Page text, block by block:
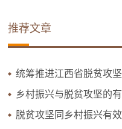
推荐文章
统筹推进江西省脱贫攻
乡村振兴与脱贫攻坚的
脱贫攻坚同乡村振兴有